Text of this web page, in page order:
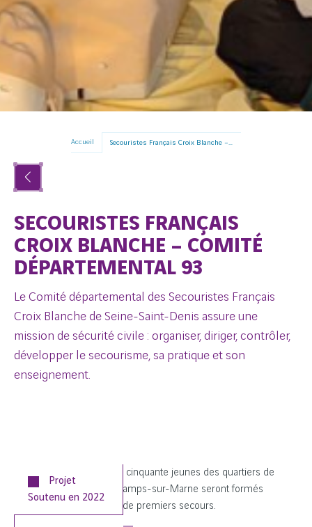
Accueil Secouristes Français Croix Blanche – Comité départemental 93
SECOURISTES FRANÇAIS
CROIX BLANCHE – COMITÉ
DÉPARTEMENTAL 93
Le Comité départemental des Secouristes Français
Croix Blanche de Seine-Saint-Denis assure une
mission de sécurité civile : organiser, diriger, contrôler,
développer le secourisme, sa pratique et son
enseignement.
Avec le soutien du fonds, cinquante jeunes des quartiers de
Noisy-le-Grand et de Champs-sur-Marne seront formés
gratuitement aux gestes de premiers secours.
Projet
Soutenu en 2022